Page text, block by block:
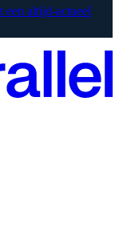
altijd-actueel